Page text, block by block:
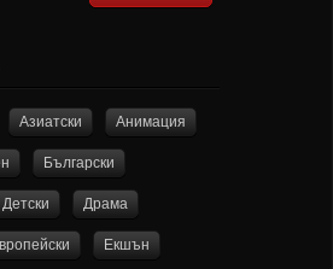
Азиатски Анимация
Български
Детски Драма
Екшън